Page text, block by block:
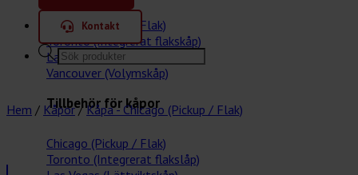
Chicago (Pickup / Flak)
Toronto (Integrerat flakskåp)
Las Vegas (Lättviktskåp)
Vancouver (Volymskåp)
Tillbehör för kåpor
Chicago (Pickup / Flak)
Toronto (Integrerat flakslåp)
Kontakt
Products
search
Hem / Kåpor / Kåpa - Chicago (Pickup / Flak)